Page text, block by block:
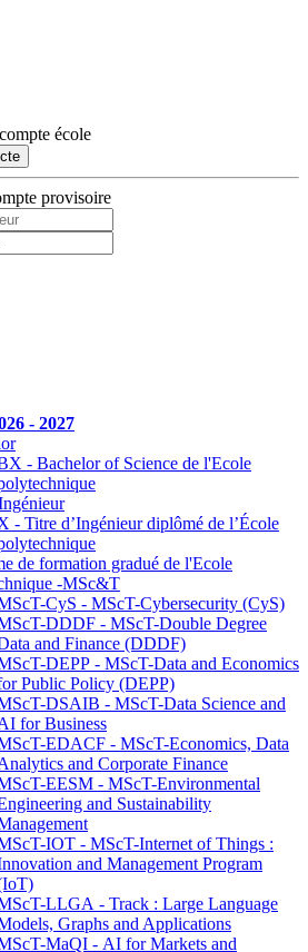
école
provisoire
- 2027
- Bachelor of Science de l'Ecole
- Titre d’Ingénieur diplômé de l’École
de formation gradué de l'Ecole
-MSc&T
CyS - MScT-Cybersecurity (CyS)
DDDF - MScT-Double Degree
and Finance (DDDF)
DEPP - MScT-Data and Economics
Public Policy (DEPP)
DSAIB - MScT-Data Science and
for Business
EDACF - MScT-Economics, Data
and Corporate Finance
EESM - MScT-Environmental
and Sustainability
IOT - MScT-Internet of Things :
and Management Program
LLGA - Track : Large Language
Graphs and Applications
MaQI - AI for Markets and